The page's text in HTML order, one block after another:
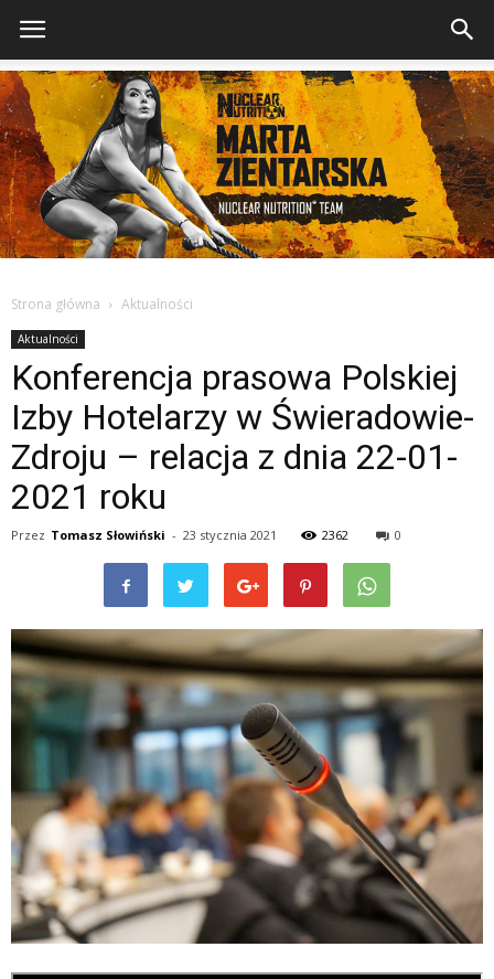
Strona główna Aktualności
Aktualności
Konferencja prasowa Polskiej
Izby Hotelarzy w Świeradowie-
Zdroju – relacja z dnia 22-01-
2021 roku
Przez Tomasz Słowiński - 23 stycznia 2021 2362 0